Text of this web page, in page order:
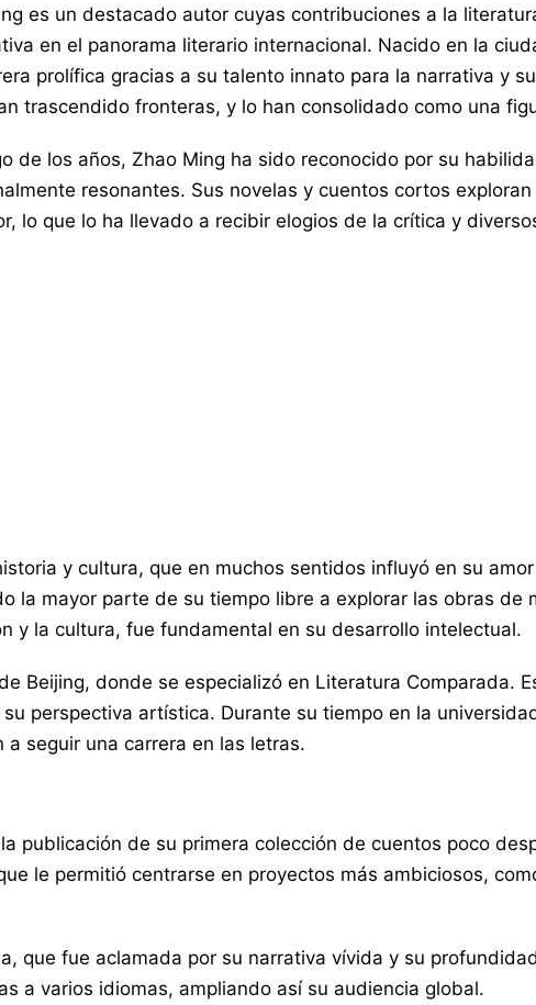
es un destacado autor cuyas contribuciones a la
en el panorama literario internacional. Nacido en la
prolífica gracias a su talento innato para la narrativa y
trascendido fronteras, y lo han consolidado como una
de los años, Zhao Ming ha sido reconocido por su
resonantes. Sus novelas y cuentos cortos
lo que lo ha llevado a recibir elogios de la crítica y
y cultura, que en muchos sentidos influyó en su
la mayor parte de su tiempo libre a explorar las obras
y la cultura, fue fundamental en su desarrollo intelectual.
Beijing, donde se especializó en Literatura Comparada.
perspectiva artística. Durante su tiempo en la
seguir una carrera en las letras.
publicación de su primera colección de cuentos poco
le permitió centrarse en proyectos más ambiciosos,
que fue aclamada por su narrativa vívida y su
a varios idiomas, ampliando así su audiencia global.